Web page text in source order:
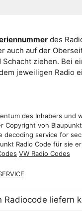
des
auf der
ziehen. Bei
jeweiligen Radio
des Inhabers und
Copyright von
decoding service for
Radio Code für sie
VW Radio Codes